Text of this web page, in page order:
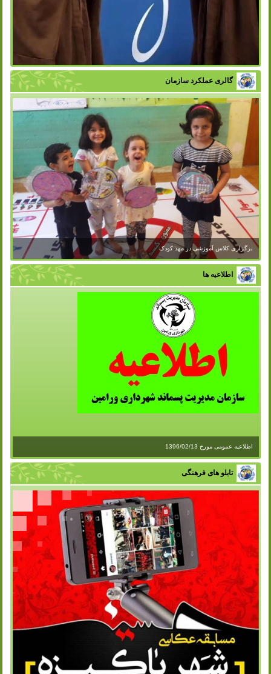
گالری عملکرد سازمان
اطلاعیه ها
اطلاعیه عمومی مورخ 1396/02/13
تابلو های فرهنگی